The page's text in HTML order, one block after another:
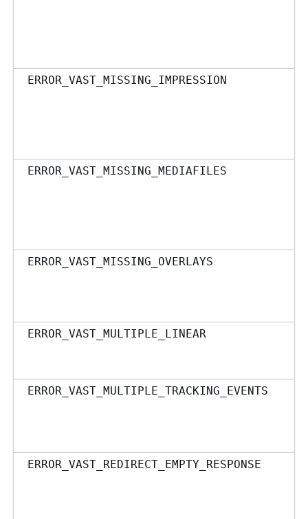
ERROR_VAST_MISSING_IMPRESSION
ERROR_VAST_MISSING_MEDIAFILES
ERROR_VAST_MISSING_OVERLAYS
ERROR_VAST_MULTIPLE_LINEAR
ERROR_VAST_MULTIPLE_TRACKING_EVENTS
ERROR_VAST_REDIRECT_EMPTY_RESPONSE